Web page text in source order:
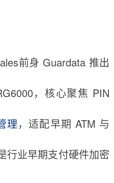
前身 Guardata 推出
，核心聚焦 PIN
理，适配早期 ATM 与
行业早期支付硬件加密